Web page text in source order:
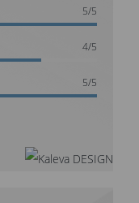
5/5
4/5
5/5